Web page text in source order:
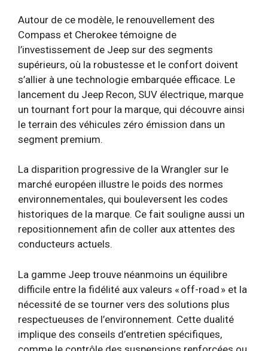
Autour de ce modèle, le renouvellement des
Compass et Cherokee témoigne de
l’investissement de Jeep sur des segments
supérieurs, où la robustesse et le confort doivent
s’allier à une technologie embarquée efficace. Le
lancement du Jeep Recon, SUV électrique, marque
un tournant fort pour la marque, qui découvre ainsi
le terrain des véhicules zéro émission dans un
segment premium.
La disparition progressive de la Wrangler sur le
marché européen illustre le poids des normes
environnementales, qui bouleversent les codes
historiques de la marque. Ce fait souligne aussi un
repositionnement afin de coller aux attentes des
conducteurs actuels.
La gamme Jeep trouve néanmoins un équilibre
difficile entre la fidélité aux valeurs « off-road » et la
nécessité de se tourner vers des solutions plus
respectueuses de l’environnement. Cette dualité
implique des conseils d’entretien spécifiques,